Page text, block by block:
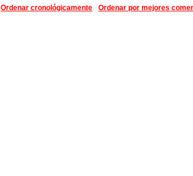
Ordenar por mejores
Ordenar cronológicamente